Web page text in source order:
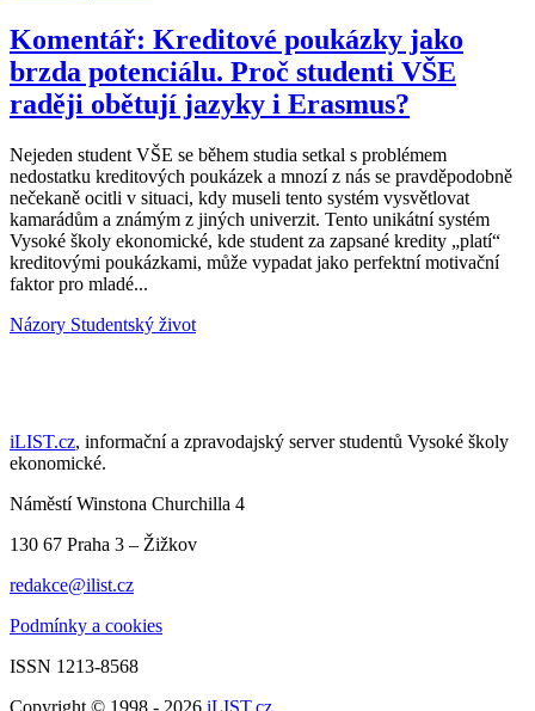
Komentář: Kreditové poukázky jako
brzda potenciálu. Proč studenti VŠE
raději obětují jazyky i Erasmus?
Nejeden student VŠE se během studia setkal s problémem
nedostatku kreditových poukázek a mnozí z nás se pravděpodobně
nečekaně ocitli v situaci, kdy museli tento systém vysvětlovat
kamarádům a známým z jiných univerzit. Tento unikátní systém
Vysoké školy ekonomické, kde student za zapsané kredity „platí“
kreditovými poukázkami, může vypadat jako perfektní motivační
faktor pro mladé...
Názory Studentský život
iLIST.cz, informační a zpravodajský server studentů Vysoké školy
ekonomické.
Náměstí Winstona Churchilla 4
130 67 Praha 3 – Žižkov
redakce@ilist.cz
Podmínky a cookies
ISSN 1213-8568
Copyright © 1998 - 2026 iLIST.cz